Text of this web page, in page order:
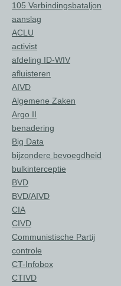
105 Verbindingsbataljon
aanslag
ACLU
activist
afdeling ID-WIV
afluisteren
AIVD
Algemene Zaken
Argo II
benadering
Big Data
bijzondere bevoegdheid
bulkinterceptie
BVD
BVD/AIVD
CIA
CIVD
Communistische Partij
controle
CT-Infobox
CTIVD